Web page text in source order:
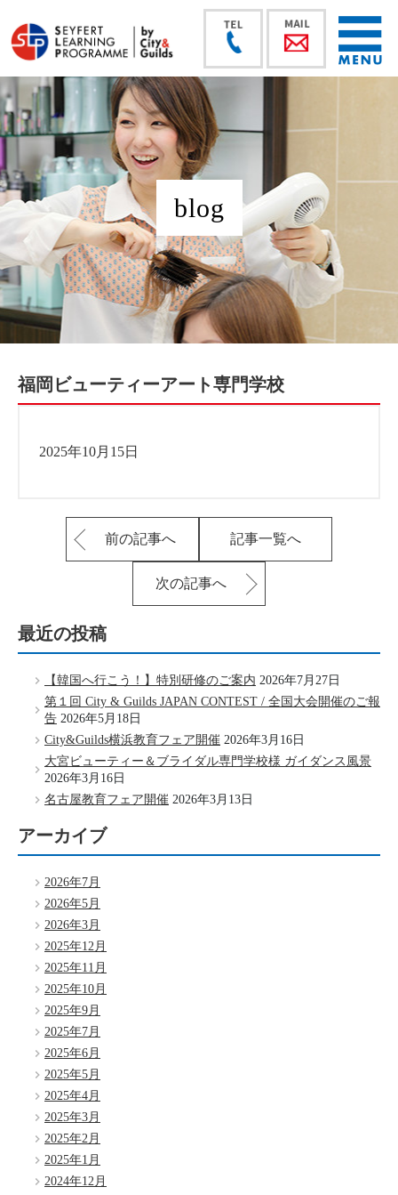
blog
福岡ビューティーアート専門学校
2025年10月15日
前の記事へ 記事一覧へ
次の記事へ
最近の投稿
【韓国へ行こう！】特別研修のご案内 2026年7月27日
第１回 City & Guilds JAPAN CONTEST / 全国大会開催のご報
告 2026年5月18日
City&Guilds横浜教育フェア開催 2026年3月16日
大宮ビューティー＆ブライダル専門学校様 ガイダンス風景
2026年3月16日
名古屋教育フェア開催 2026年3月13日
アーカイブ
2026年7月
2026年5月
2026年3月
2025年12月
2025年11月
2025年10月
2025年9月
2025年7月
2025年6月
2025年5月
2025年4月
2025年3月
2025年2月
2025年1月
2024年12月